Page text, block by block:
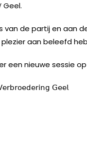
Geel.
van de partij en aan
aan beleefd
een nieuwe sessie
𝖦𝖾𝖾𝗅